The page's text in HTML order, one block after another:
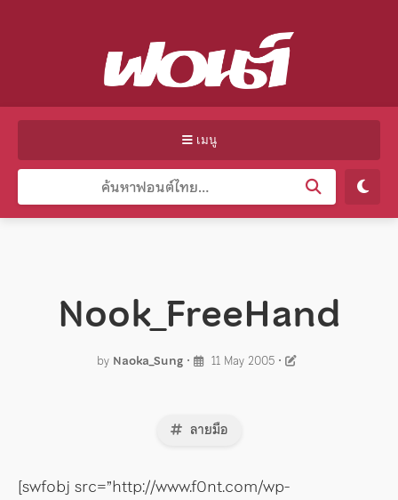
เมนู
Nook_FreeHand
by Naoka_Sung • 11 May 2005 •
ลายมือ
[swfobj src=”http://www.f0nt.com/wp-